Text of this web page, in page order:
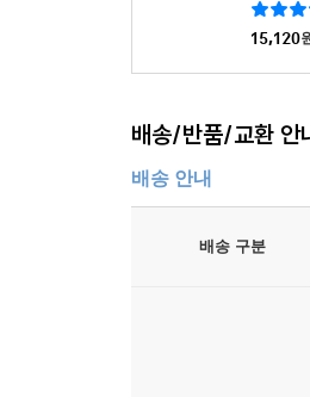
15,120
배송/반품/교환 안
배송 안내
배송 구분